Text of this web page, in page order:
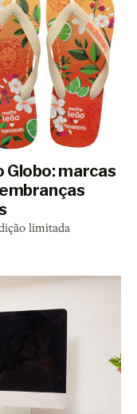
Globo: marcas
limitada